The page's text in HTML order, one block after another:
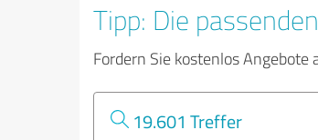
Tipp: Die
Fordern Sie kostenlos
19.601 Treffer